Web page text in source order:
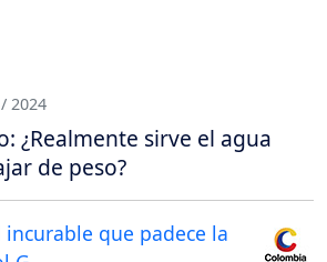
2024
¿Realmente sirve el agua
de peso?